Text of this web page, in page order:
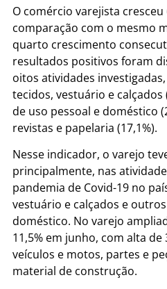
O comércio varejista cresceu
comparação com o mesmo
quarto crescimento
resultados positivos foram
oitos atividades
tecidos, vestuário e
de uso pessoal e doméstico
revistas e papelaria (17,1%).
Nesse indicador, o varejo
principalmente, nas
pandemia de Covid-19 no
vestuário e calçados e
doméstico. No varejo
11,5% em junho, com alta
veículos e motos, partes e
material de construção.